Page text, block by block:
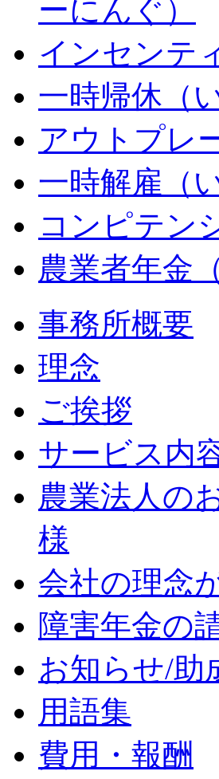
ーにんぐ）
インセンテ
一時帰休（
アウトプレ
一時解雇（
コンピテン
農業者年金
事務所概要
理念
ご挨拶
サービス内
農業法人の
様
会社の理念
障害年金の
お知らせ/助
用語集
費用・報酬